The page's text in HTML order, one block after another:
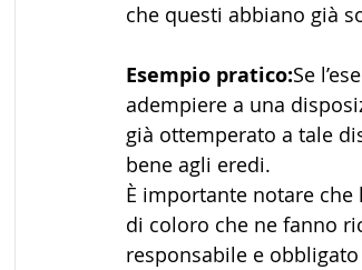
che questi abbiano già
Esempio pratico:Se
adempiere a una
già ottemperato a tale
bene agli eredi.
È importante notare
di coloro che ne fanno
responsabile e